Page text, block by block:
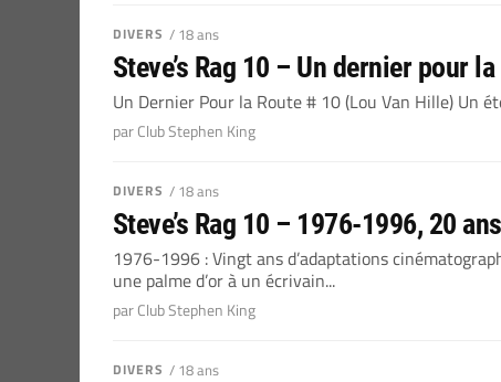
DIVERS / 18 ans
Steve’s Rag 10 – Un dernier pour
Un Dernier Pour la Route # 10 (Lou Van Hille) Un
par Club Stephen King
DIVERS / 18 ans
Steve’s Rag 10 – 1976-1996, 20
1976-1996 : Vingt ans d’adaptations
une palme d’or à un écrivain...
par Club Stephen King
DIVERS / 18 ans